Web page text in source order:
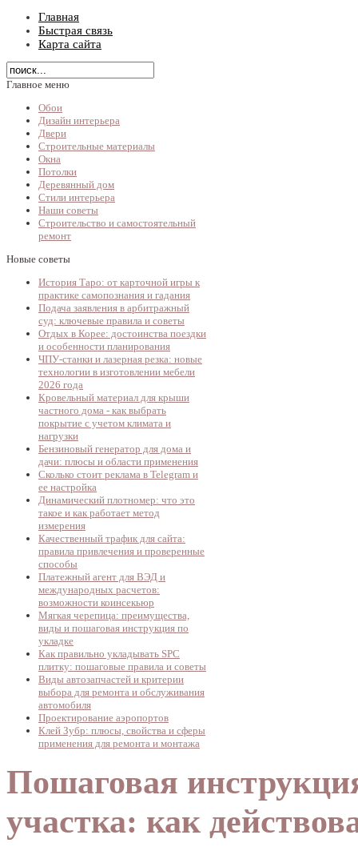
Главная
Быстрая связь
Карта сайта
Главное меню
Обои
Дизайн интерьера
Двери
Строительные материалы
Окна
Потолки
Деревянный дом
Стили интерьера
Наши советы
Строительство и самостоятельный
ремонт
Новые советы
История Таро: от карточной игры к
практике самопознания и гадания
Подача заявления в арбитражный
суд: ключевые правила и советы
Отдых в Корее: достоинства поездки
и особенности планирования
ЧПУ-станки и лазерная резка: новые
технологии в изготовлении мебели
2026 года
Кровельный материал для крыши
частного дома - как выбрать
покрытие с учетом климата и
нагрузки
Бензиновый генератор для дома и
дачи: плюсы и области применения
Сколько стоит реклама в Telegram и
ее настройка
Динамический плотномер: что это
такое и как работает метод
измерения
Качественный трафик для сайта:
правила привлечения и проверенные
способы
Платежный агент для ВЭД и
международных расчетов:
возможности коинсекьюр
Мягкая черепица: преимущества,
виды и пошаговая инструкция по
укладке
Как правильно укладывать SPC
плитку: пошаговые правила и советы
Виды автозапчастей и критерии
выбора для ремонта и обслуживания
автомобиля
Проектирование аэропортов
Клей Зубр: плюсы, свойства и сферы
применения для ремонта и монтажа
Пошаговая
участка: как